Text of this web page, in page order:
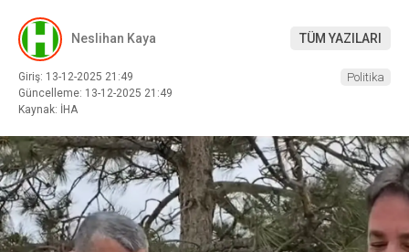
Neslihan Kaya TÜM YAZILARI
Giriş: 13-12-2025 21:49
Güncelleme: 13-12-2025 21:49
Kaynak: İHA
Politika